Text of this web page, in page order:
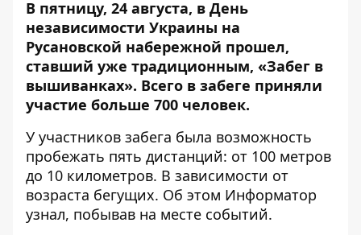
В пятницу, 24 августа, в День
независимости Украины на
Русановской набережной прошел,
ставший уже традиционным, «Забег в
вышиванках». Всего в забеге приняли
участие больше 700 человек.
У участников забега была возможность
пробежать пять дистанций: от 100 метров
до 10 километров. В зависимости от
возраста бегущих. Об этом Информатор
узнал, побывав на месте событий.